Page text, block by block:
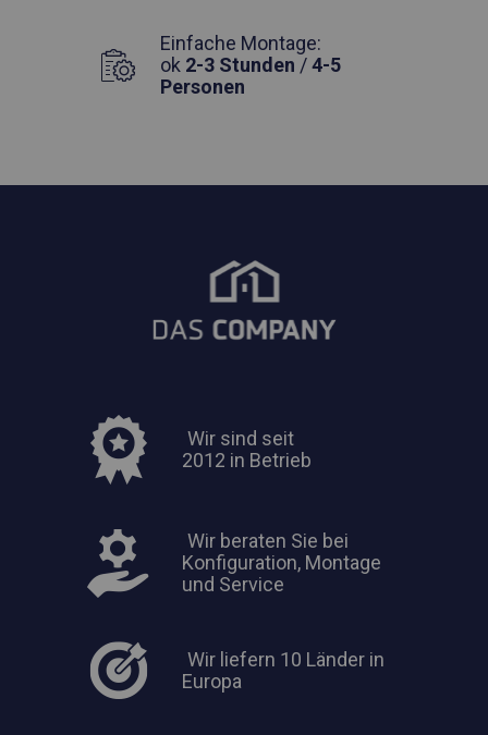
Einfache Montage:
ok 2-3 Stunden /4-5
Personen
Wir sind seit
2012 in Betrieb
Wir beraten Sie bei
Konfiguration, Montage
und Service
Wir liefern 10 Länder in
Europa